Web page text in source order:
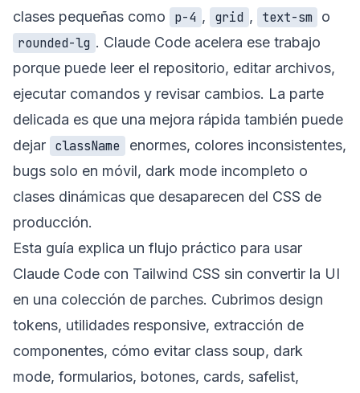
clases pequeñas como
p-4 , grid , text-sm
o
rounded-lg . Claude Code acelera ese trabajo
porque puede leer el repositorio, editar archivos,
ejecutar comandos y revisar cambios. La parte
delicada es que una mejora rápida también puede
dejar className
enormes, colores inconsistentes,
bugs solo en móvil, dark mode incompleto o
clases dinámicas que desaparecen del CSS de
producción.
Esta guía explica un flujo práctico para usar
Claude Code con Tailwind CSS sin convertir la UI
en una colección de parches. Cubrimos design
tokens, utilidades responsive, extracción de
componentes, cómo evitar class soup, dark
mode, formularios, botones, cards, safelist,